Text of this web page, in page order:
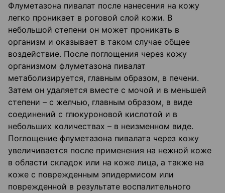
Флуметазона пивалат после нанесения на кожу
легко проникает в роговой слой кожи. В
небольшой степени он может проникать в
организм и оказывает в таком случае общее
воздействие. После поглощения через кожу
организмом флуметазона пивалат
метаболизируется, главным образом, в печени.
Затем он удаляется вместе с мочой и в меньшей
степени – с желчью, главным образом, в виде
соединений с глюкуроновой кислотой и в
небольших количествах – в неизменном виде.
Поглощение флуметазона пивалата через кожу
увеличивается после применения на нежной коже
в области складок или на коже лица, а также на
коже с поврежденным эпидермисом или
поврежденной в результате воспалительного